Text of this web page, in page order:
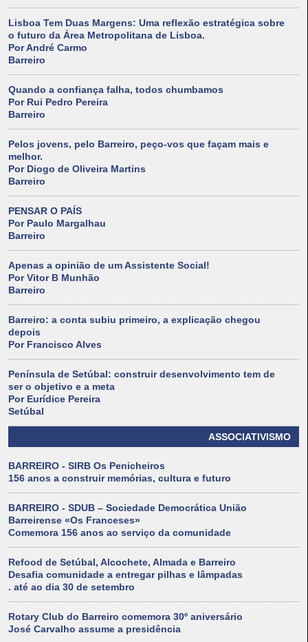
Lisboa Tem Duas Margens: Uma reflexão estratégica sobre
o futuro da Área Metropolitana de Lisboa.
Por André Carmo
Barreiro
Quando a confiança falha, todos chumbamos
Por Rui Pedro Pereira
Barreiro
Pelos jovens, pelo Barreiro, peço-vos que façam mais e
melhor.
Por Diogo de Oliveira Martins
Barreiro
PENSAR O PAÍS
Por Paulo Margalhau
Barreiro
Apenas a opinião de um Assistente Social!
Por Vitor B Munhão
Barreiro
Barreiro: a conta subiu primeiro, a explicação chegou
depois
Por Francisco Alves
Península de Setúbal: construir desenvolvimento tem de
ser o objetivo e a meta
Por Eurídice Pereira
Setúbal
ASSOCIATIVISMO
BARREIRO - SIRB Os Penicheiros
156 anos a construir memórias, cultura e futuro
BARREIRO - SDUB – Sociedade Democrática União
Barreirense «Os Franceses»
Comemora 156 anos ao serviço da comunidade
Refood de Setúbal, Alcochete, Almada e Barreiro
Desafia comunidade a entregar pilhas e lâmpadas
. até ao dia 30 de setembro
Rotary Club do Barreiro comemora 30º aniversário
José Carvalho assume a presidência